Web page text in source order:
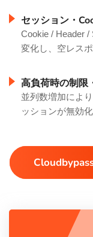
セッション・
Cookie / Header
変化し、空レス
高負荷時の制限
並列数増加によ
ッションが無効